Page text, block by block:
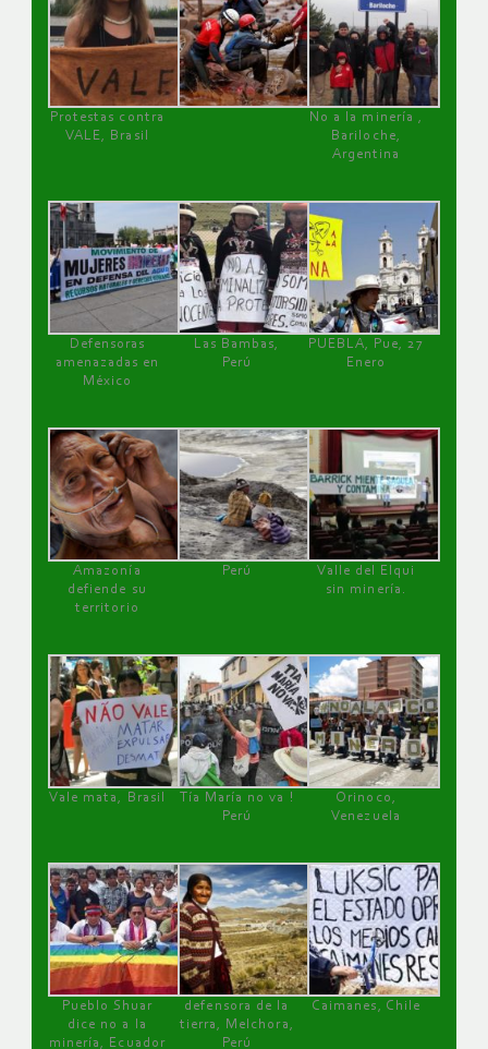
Protestas contra
VALE, Brasil
No a la minería ,
Bariloche,
Argentina
Defensoras
amenazadas en
México
Las Bambas,
Perú
PUEBLA, Pue, 27
Enero
Amazonía
defiende su
territorio
Perú
Valle del Elqui
sin minería.
Vale mata, Brasil
Tía María no va !
Perú
Orinoco,
Venezuela
Pueblo Shuar
dice no a la
minería, Ecuador
defensora de la
tierra, Melchora,
Perú
Caimanes, Chile